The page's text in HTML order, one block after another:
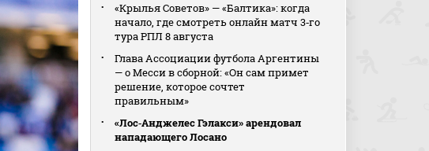
«Крылья Советов» — «Балтика»: когда
начало, где смотреть онлайн матч 3‑го
тура РПЛ 8 августа
Глава Ассоциации футбола Аргентины
— о Месси в сборной: «Он сам примет
решение, которое сочтет
правильным»
«Лос‑Анджелес Гэлакси» арендовал
нападающего Лосано